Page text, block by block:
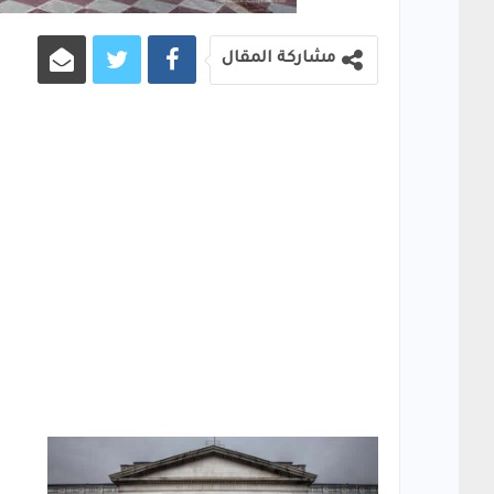
مشاركة المقال